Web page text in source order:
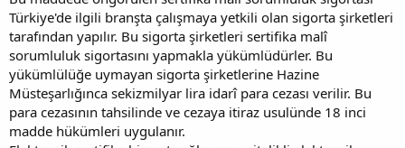
Türkiye'de ilgili branşta çalışmaya yetkili olan sigorta şirketleri
tarafından yapılır. Bu sigorta şirketleri sertifika malî
sorumluluk sigortasını yapmakla yükümlüdürler. Bu
yükümlülüğe uymayan sigorta şirketlerine Hazine
Müsteşarlığınca sekizmilyar lira idarî para cezası verilir. Bu
para cezasının tahsilinde ve cezaya itiraz usulünde 18 inci
madde hükümleri uygulanır.